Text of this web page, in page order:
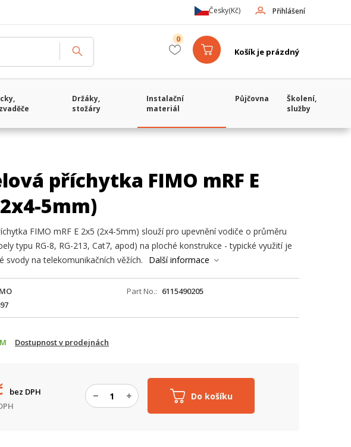
Přihlášení
Česky(Kč)
Košík je prázdný
0
Držáky,
stožáry
Instalační
materiál
Půjčovna
Školení,
služby
příchytka FIMO mRF E
5mm)
FIMO mRF E 2x5 (2x4-5mm) slouží pro upevnění vodiče o průměru
typu RG-8, RG-213, Cat7, apod) na ploché konstrukce - typické využití je
svody na telekomunikačních věžích.
Další informace
Part No.
6115490205
Dostupnost v prodejnách
Do košíku
bez DPH